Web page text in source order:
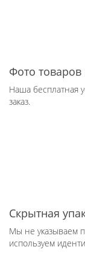
Фото
Наша бесплатная
заказ.
Скрытная
Мы не указываем
используем